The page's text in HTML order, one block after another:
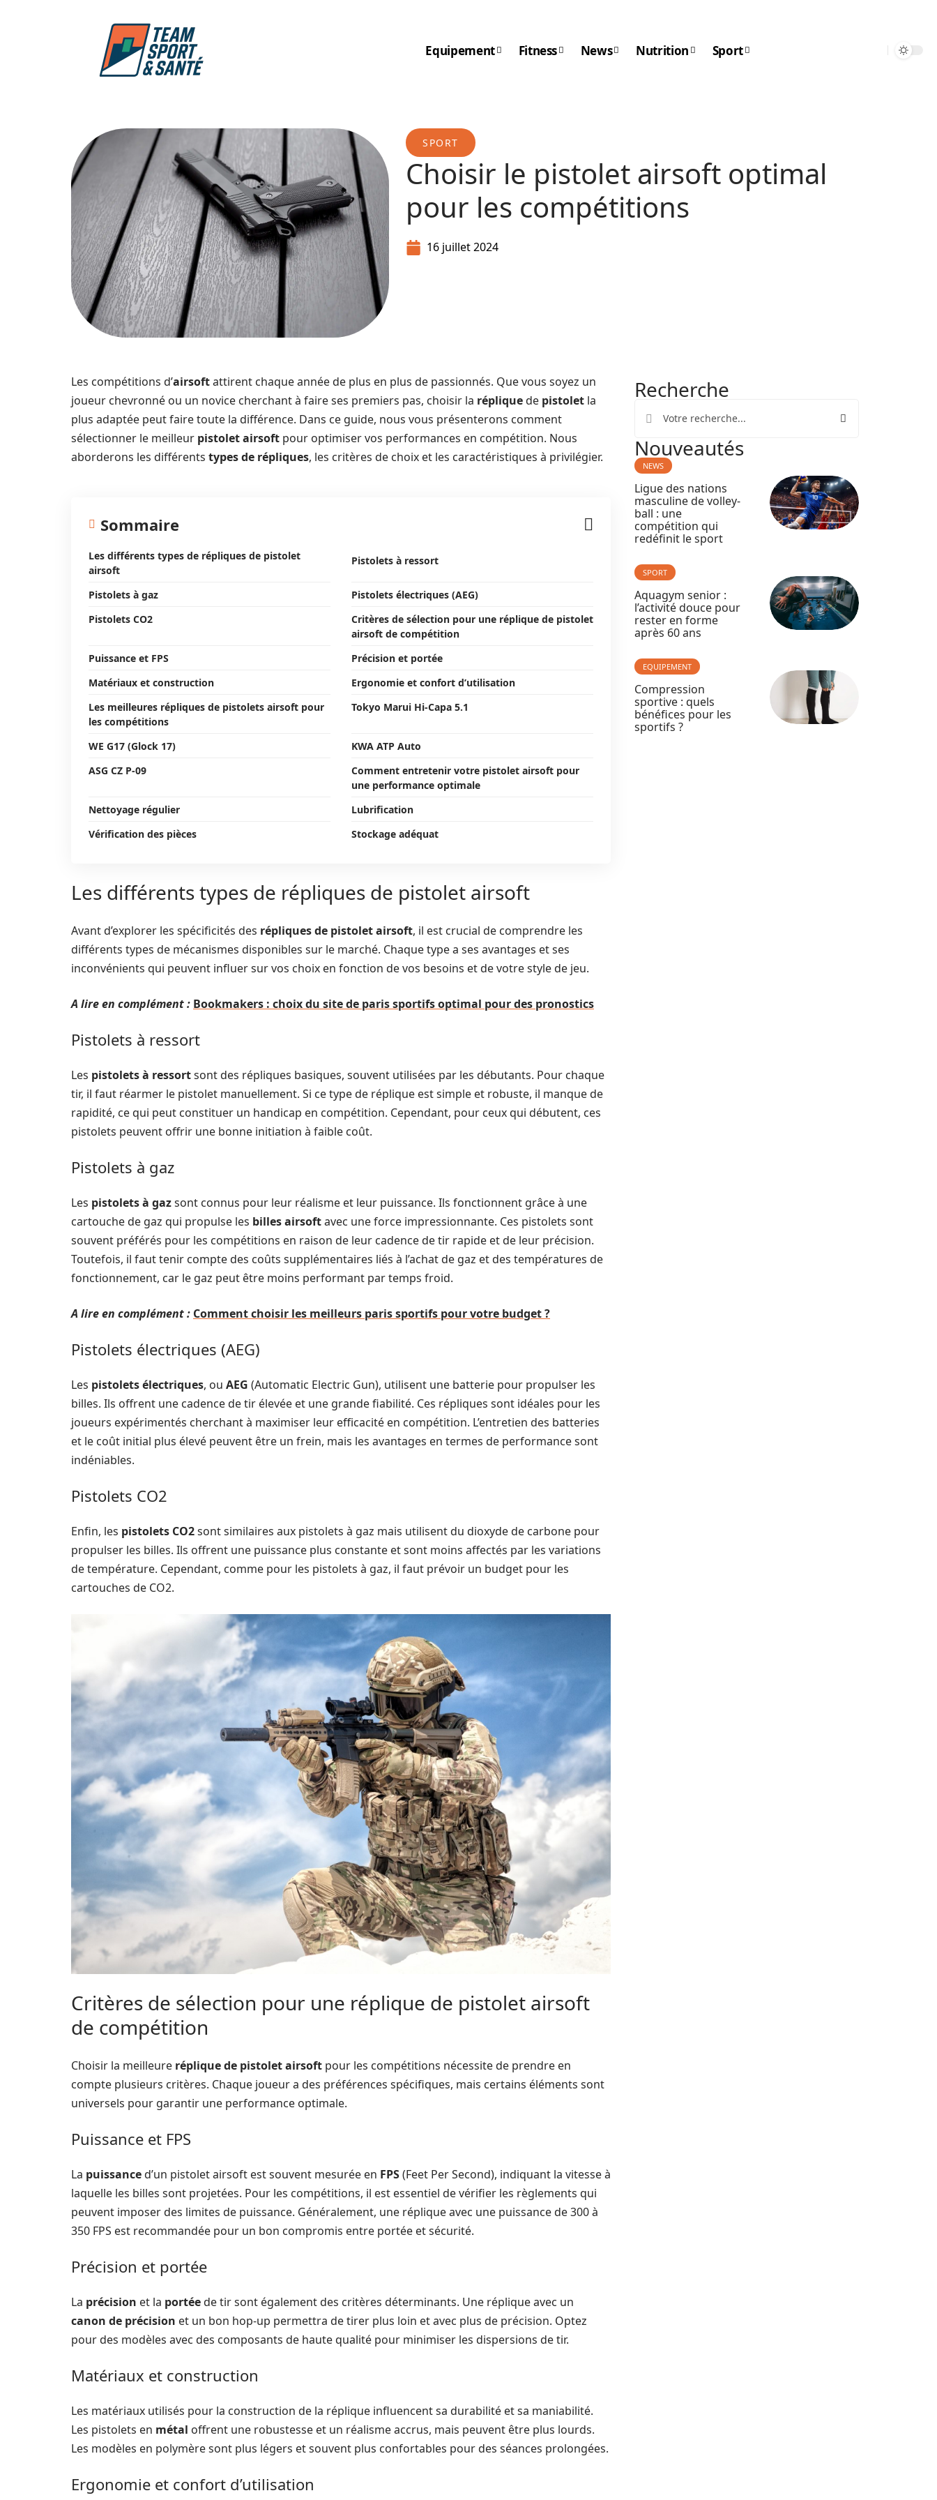
Equipement Fitness News Nutrition Sport
SPORT
Choisir le pistolet airsoft optimal
pour les compétitions
16 juillet 2024
Les compétitions d’airsoftattirent chaque année de plus en plus de passionnés. Que vous soyez un
joueur chevronné ou un novice cherchant à faire ses premiers pas, choisir la répliquede pistolet la
plus adaptée peut faire toute la différence. Dans ce guide, nous vous présenterons comment
sélectionner le meilleur pistolet airsoft pour optimiser vos performances en compétition. Nous
aborderons les différents types de répliques, les critères de choix et les caractéristiques à privilégier.
Sommaire
Les différents types de répliques de pistolet
airsoft
Pistolets à ressort
Pistolets à gaz
Pistolets électriques (AEG)
Pistolets CO2
Critères de sélection pour une réplique de pistolet
airsoft de compétition
Puissance et FPS
Précision et portée
Matériaux et construction
Ergonomie et confort d’utilisation
Les meilleures répliques de pistolets airsoft pour
les compétitions
Tokyo Marui Hi-Capa 5.1
WE G17 (Glock 17)
KWA ATP Auto
ASG CZ P-09
Comment entretenir votre pistolet airsoft pour
une performance optimale
Nettoyage régulier
Lubrification
Vérification des pièces
Stockage adéquat
Les différents types de répliques de pistolet airsoft
Avant d’explorer les spécificités des répliques de pistolet airsoft, il est crucial de comprendre les
différents types de mécanismes disponibles sur le marché. Chaque type a ses avantages et ses
inconvénients qui peuvent influer sur vos choix en fonction de vos besoins et de votre style de jeu.
A lire en complément : Bookmakers : choix du site de paris sportifs optimal pour des pronostics
Pistolets à ressort
Les pistolets à ressortsont des répliques basiques, souvent utilisées par les débutants. Pour chaque
tir, il faut réarmer le pistolet manuellement. Si ce type de réplique est simple et robuste, il manque de
rapidité, ce qui peut constituer un handicap en compétition. Cependant, pour ceux qui débutent, ces
pistolets peuvent offrir une bonne initiation à faible coût.
Pistolets à gaz
Les pistolets à gazsont connus pour leur réalisme et leur puissance. Ils fonctionnent grâce à une
cartouche de gaz qui propulse les billes airsoftavec une force impressionnante. Ces pistolets sont
souvent préférés pour les compétitions en raison de leur cadence de tir rapide et de leur précision.
Toutefois, il faut tenir compte des coûts supplémentaires liés à l’achat de gaz et des températures de
fonctionnement, car le gaz peut être moins performant par temps froid.
A lire en complément : Comment choisir les meilleurs paris sportifs pour votre budget ?
Pistolets électriques (AEG)
Les pistolets électriques, ou AEG (Automatic Electric Gun), utilisent une batterie pour propulser les
billes. Ils offrent une cadence de tir élevée et une grande fiabilité. Ces répliques sont idéales pour les
joueurs expérimentés cherchant à maximiser leur efficacité en compétition. L’entretien des batteries
et le coût initial plus élevé peuvent être un frein, mais les avantages en termes de performance sont
indéniables.
Pistolets CO2
Enfin, les pistolets CO2sont similaires aux pistolets à gaz mais utilisent du dioxyde de carbone pour
propulser les billes. Ils offrent une puissance plus constante et sont moins affectés par les variations
de température. Cependant, comme pour les pistolets à gaz, il faut prévoir un budget pour les
cartouches de CO2.
Critères de sélection pour une réplique de pistolet airsoft
de compétition
Choisir la meilleure réplique de pistolet airsoft pour les compétitions nécessite de prendre en
compte plusieurs critères. Chaque joueur a des préférences spécifiques, mais certains éléments sont
universels pour garantir une performance optimale.
Puissance et FPS
La puissanced’un pistolet airsoft est souvent mesurée en FPS(Feet Per Second), indiquant la vitesse à
laquelle les billes sont projetées. Pour les compétitions, il est essentiel de vérifier les règlements qui
peuvent imposer des limites de puissance. Généralement, une réplique avec une puissance de 300 à
350 FPS est recommandée pour un bon compromis entre portée et sécurité.
Précision et portée
La précision et la portéede tir sont également des critères déterminants. Une réplique avec un
canon de précision et un bon hop-up permettra de tirer plus loin et avec plus de précision. Optez
pour des modèles avec des composants de haute qualité pour minimiser les dispersions de tir.
Matériaux et construction
Les matériaux utilisés pour la construction de la réplique influencent sa durabilité et sa maniabilité.
Les pistolets en métal offrent une robustesse et un réalisme accrus, mais peuvent être plus lourds.
Les modèles en polymère sont plus légers et souvent plus confortables pour des séances prolongées.
Ergonomie et confort d’utilisation
Recherche
Nouveautés
NEWS
Ligue des nations
masculine de volley-
ball : une
compétition qui
redéfinit le sport
SPORT
Aquagym senior :
l’activité douce pour
rester en forme
après 60 ans
EQUIPEMENT
Compression
sportive : quels
bénéfices pour les
sportifs ?